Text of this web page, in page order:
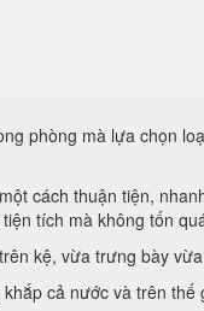
phòng mà lựa chọn
cách thuận tiện,
tích mà không tốn
kệ, vừa trưng bày
cả nước và trên thế